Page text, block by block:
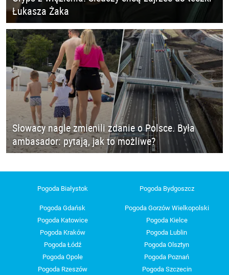
Łukasza Żaka
Słowacy nagle zmienili zdanie o Polsce. Była
ambasador: pytają, jak to możliwe?
Pogoda Białystok Pogoda Bydgoszcz
Pogoda Gdańsk
Pogoda Gorzów Wielkopolski
Pogoda Katowice
Pogoda Kielce
Pogoda Kraków
Pogoda Lublin
Pogoda Łódź
Pogoda Olsztyn
Pogoda Opole
Pogoda Poznań
Pogoda Rzeszów
Pogoda Szczecin